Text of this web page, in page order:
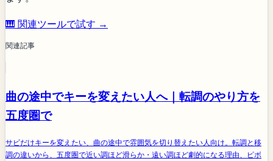
🎹 関連ツールで試す →
関連記事
曲の途中でキーを変えたい人へ｜転調のやり方を
五度圏で
サビだけキーを変えたい、曲の途中で雰囲気を切り替えたい人向け。転調と移
調の違いから、五度圏で近い調ほど滑らか・遠い調ほど劇的になる理由、ピボ